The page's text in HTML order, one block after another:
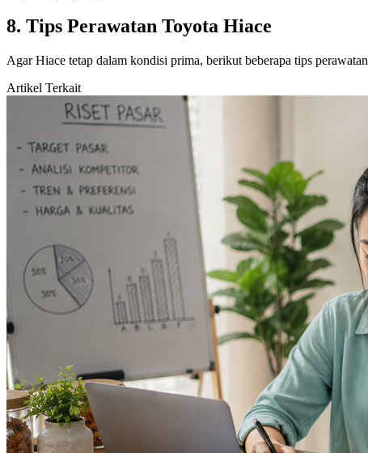
8. Tips Perawatan Toyota Hiace
Agar Hiace tetap dalam kondisi prima, berikut beberapa tips
Artikel Terkait